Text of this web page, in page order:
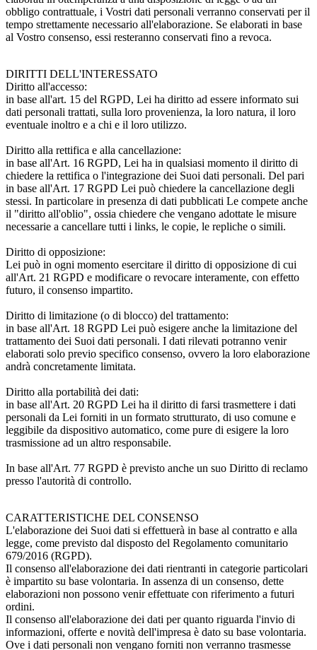
obbligo contrattuale, i Vostri dati personali verranno conservati per il
tempo strettamente necessario all'elaborazione. Se elaborati in base
al Vostro consenso, essi resteranno conservati fino a revoca.
DIRITTI DELL'INTERESSATO
Diritto all'accesso:
in base all'art. 15 del RGPD, Lei ha diritto ad essere informato sui
dati personali trattati, sulla loro provenienza, la loro natura, il loro
eventuale inoltro e a chi e il loro utilizzo.
Diritto alla rettifica e alla cancellazione:
in base all'Art. 16 RGPD, Lei ha in qualsiasi momento il diritto di
chiedere la rettifica o l'integrazione dei Suoi dati personali. Del pari
in base all'Art. 17 RGPD Lei può chiedere la cancellazione degli
stessi. In particolare in presenza di dati pubblicati Le compete anche
il "diritto all'oblio", ossia chiedere che vengano adottate le misure
necessarie a cancellare tutti i links, le copie, le repliche o simili.
Diritto di opposizione:
Lei può in ogni momento esercitare il diritto di opposizione di cui
all'Art. 21 RGPD e modificare o revocare interamente, con effetto
futuro, il consenso impartito.
Diritto di limitazione (o di blocco) del trattamento:
in base all'Art. 18 RGPD Lei può esigere anche la limitazione del
trattamento dei Suoi dati personali. I dati rilevati potranno venir
elaborati solo previo specifico consenso, ovvero la loro elaborazione
andrà concretamente limitata.
Diritto alla portabilità dei dati:
in base all'Art. 20 RGPD Lei ha il diritto di farsi trasmettere i dati
personali da Lei forniti in un formato strutturato, di uso comune e
leggibile da dispositivo automatico, come pure di esigere la loro
trasmissione ad un altro responsabile.
In base all'Art. 77 RGPD è previsto anche un suo Diritto di reclamo
presso l'autorità di controllo.
CARATTERISTICHE DEL CONSENSO
L'elaborazione dei Suoi dati si effettuerà in base al contratto e alla
legge, come previsto dal disposto del Regolamento comunitario
679/2016 (RGPD).
Il consenso all'elaborazione dei dati rientranti in categorie particolari
è impartito su base volontaria. In assenza di un consenso, dette
elaborazioni non possono venir effettuate con riferimento a futuri
ordini.
Il consenso all'elaborazione dei dati per quanto riguarda l'invio di
informazioni, offerte e novità dell'impresa è dato su base volontaria.
Ove i dati personali non vengano forniti non verranno trasmesse